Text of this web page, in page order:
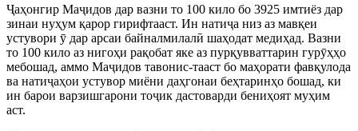
Ҷаҳонгир Маҷидов дар вазни то 100 кило бо 3925 имтиёз дар
зинаи нуҳум қарор гирифтааст. Ин натиҷа низ аз мавқеи
устувори ӯ дар арсаи байналмилалӣ шаҳодат медиҳад. Вазни
то 100 кило аз нигоҳи рақобат яке аз пурқувваттарин гурӯҳҳо
мебошад, аммо Маҷидов тавонис-тааст бо маҳорати фавқулода
ва натиҷаҳои устувор миёни даҳгонаи беҳтаринҳо бошад, ки
ин барои варзишгарони тоҷик дастоварди бениҳоят муҳим
аст.